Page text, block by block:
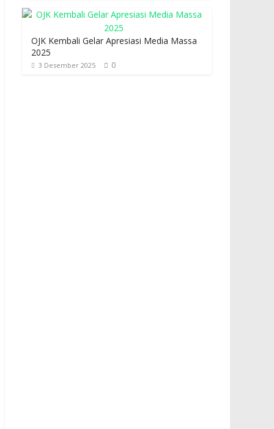
OJK Kembali Gelar Apresiasi Media Massa
2025
3 Desember 2025 0